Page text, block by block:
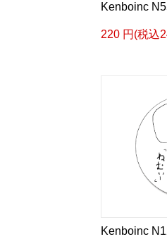
Kenboinc
220 円(税込
Kenboinc